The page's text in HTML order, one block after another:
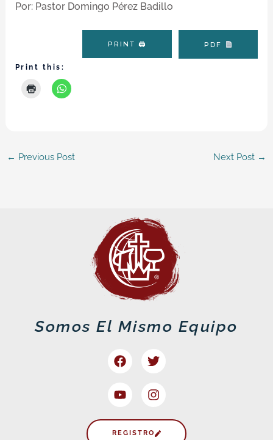
Por: Pastor Domingo Pérez Badillo
PRINT 🖨 PDF
Print this:
← Previous Post Next Post →
Somos El Mismo Equipo
FacebookTwitter
YoutubeInstagram
REGISTRO